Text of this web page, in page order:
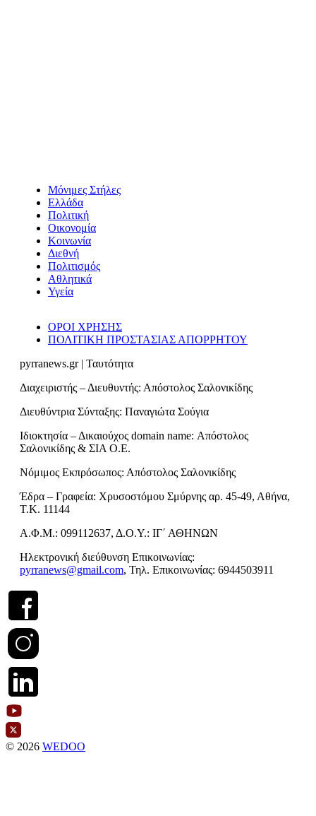
Μόνιμες Στήλες
Ελλάδα
Πολιτική
Οικονομία
Κοινωνία
Διεθνή
Πολιτισμός
Αθλητικά
Υγεία
ΟΡΟΙ ΧΡΗΣΗΣ
ΠΟΛΙΤΙΚΗ ΠΡΟΣΤΑΣΙΑΣ ΑΠΟΡΡΗΤΟΥ
pyrranews.gr | Ταυτότητα
Διαχειριστής – Διευθυντής: Απόστολος Σαλονικίδης
Διευθύντρια Σύνταξης: Παναγιώτα Σούγια
Ιδιοκτησία – Δικαιούχος domain name: Απόστολος
Σαλονικίδης & ΣΙΑ Ο.Ε.
Νόμιμος Εκπρόσωπος: Απόστολος Σαλονικίδης
Έδρα – Γραφεία: Χρυσοστόμου Σμύρνης αρ. 45-49, Αθήνα,
Τ.Κ. 11144
Α.Φ.Μ.: 099112637, Δ.Ο.Υ.: ΙΓ΄ ΑΘΗΝΩΝ
Ηλεκτρονική διεύθυνση Επικοινωνίας:
pyrranews@gmail.com, Τηλ. Επικοινωνίας: 6944503911
© 2026 WEDOO